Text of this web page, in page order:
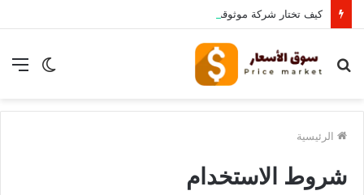
كيف تختار شركة موثوقة لشراء الأثاث المستعمل بالرياض؟
الوضع
بحث
الرئيسية
شروط الاستخدام